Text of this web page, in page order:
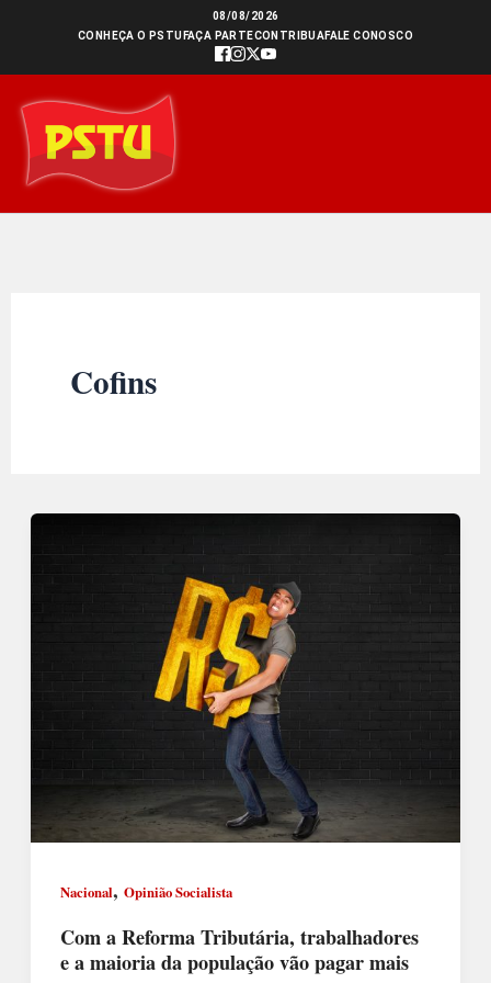
conteúdo
08/08/2026
CONHEÇA O PSTU FAÇA PARTECONTRIBUAFALE CONOSCO
Cofins
Nacional, Opinião Socialista
Com a Reforma Tributária, trabalhadores
e a maioria da população vão pagar mais